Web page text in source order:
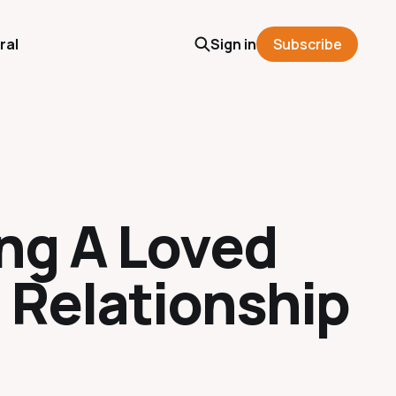
Sign in Subscribe
A Loved
Relationshi‪p‬